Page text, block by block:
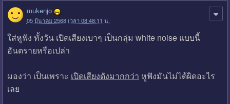
mukenjo
05 มีนาคม 2568 เวลา 08:48:11 น.
ใส่หูฟัง ทั้งวัน เปิดเสียงเบาๆ เป็นกลุ่ม white noise แบบนี้
อันตรายหรือเปล่า
มองว่า เป็นเพราะ เปิดเสียงดังมากกว่า หูฟังมันไม่ได้ผิดอะไร
เลย